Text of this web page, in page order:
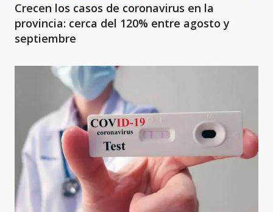
Crecen los casos de coronavirus en la
provincia: cerca del 120% entre agosto y
septiembre